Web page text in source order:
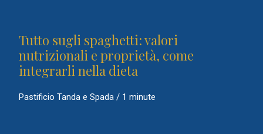
Tutto sugli spaghetti: valori
nutrizionali e proprietà, come
integrarli nella dieta
Pastificio Tanda e Spada / 1 minute